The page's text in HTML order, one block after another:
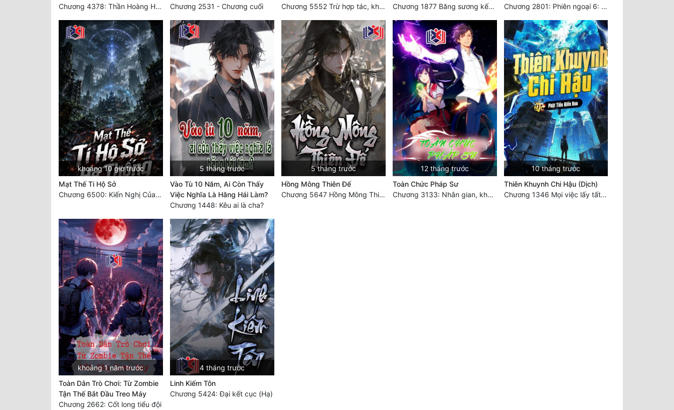
Chương 4378: Thần Hoàng Hạ Thiên (Đại kết cục) (03)
Chương 2531 - Chương cuối
Chương 5552 Trừ hợp tác, không còn cách nào khác!
Chương 1877 Băng sương kết giới
Chương 2801: Phiên ngoại 6: Sau khi trở về, hạ du năm tháng. 3
khoảng 10 giờ trước
Mạt Thế Ti Hộ Sở
Chương 6500: Kiến Nghị Của Vân Lục
5 tháng trước
Vào Tù 10 Năm, Ai Còn Thấy
Việc Nghĩa Là Hăng Hái Làm?
Chương 1448: Kêu ai là cha?
5 tháng trước
Hồng Mông Thiên Đế
Chương 5647 Hồng Mông Thiên Đế (HẾT)
12 tháng trước
Toàn Chức Pháp Sư
Chương 3133: Nhân gian, không thể trêu vào
10 tháng trước
Thiên Khuynh Chi Hậu (Dịch)
Chương 1346 Mọi việc lấy tất - Đại Kết Cục (2)
khoảng 1 năm trước
Toàn Dân Trò Chơi: Từ Zombie
Tận Thế Bắt Đầu Treo Máy
Chương 2662: Cốt long tiểu đội
4 tháng trước
Linh Kiếm Tôn
Chương 5424: Đại kết cục (Hạ)